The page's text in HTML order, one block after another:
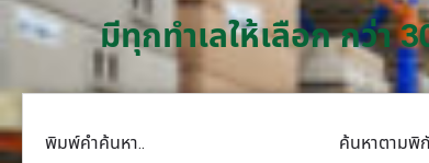
มีทุกทำเลให้เลือก กว่า
พิมพ์คำค้นหา.. ค้นหาตามพิ